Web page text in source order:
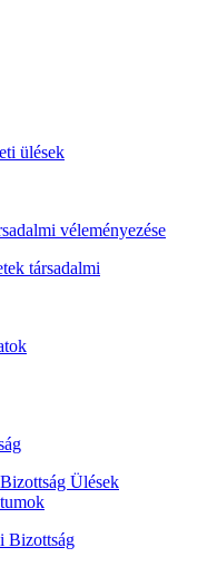
ülések
véleményezése
társadalmi
Ülések
Bizottság